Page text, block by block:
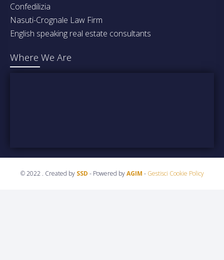
Confedilizia
Nasuti-Crognale Law Firm
English speaking real estate consultants
Where We Are
© 2022 . Created by SSD - Powered byAGIM - Gestisci Cookie Policy